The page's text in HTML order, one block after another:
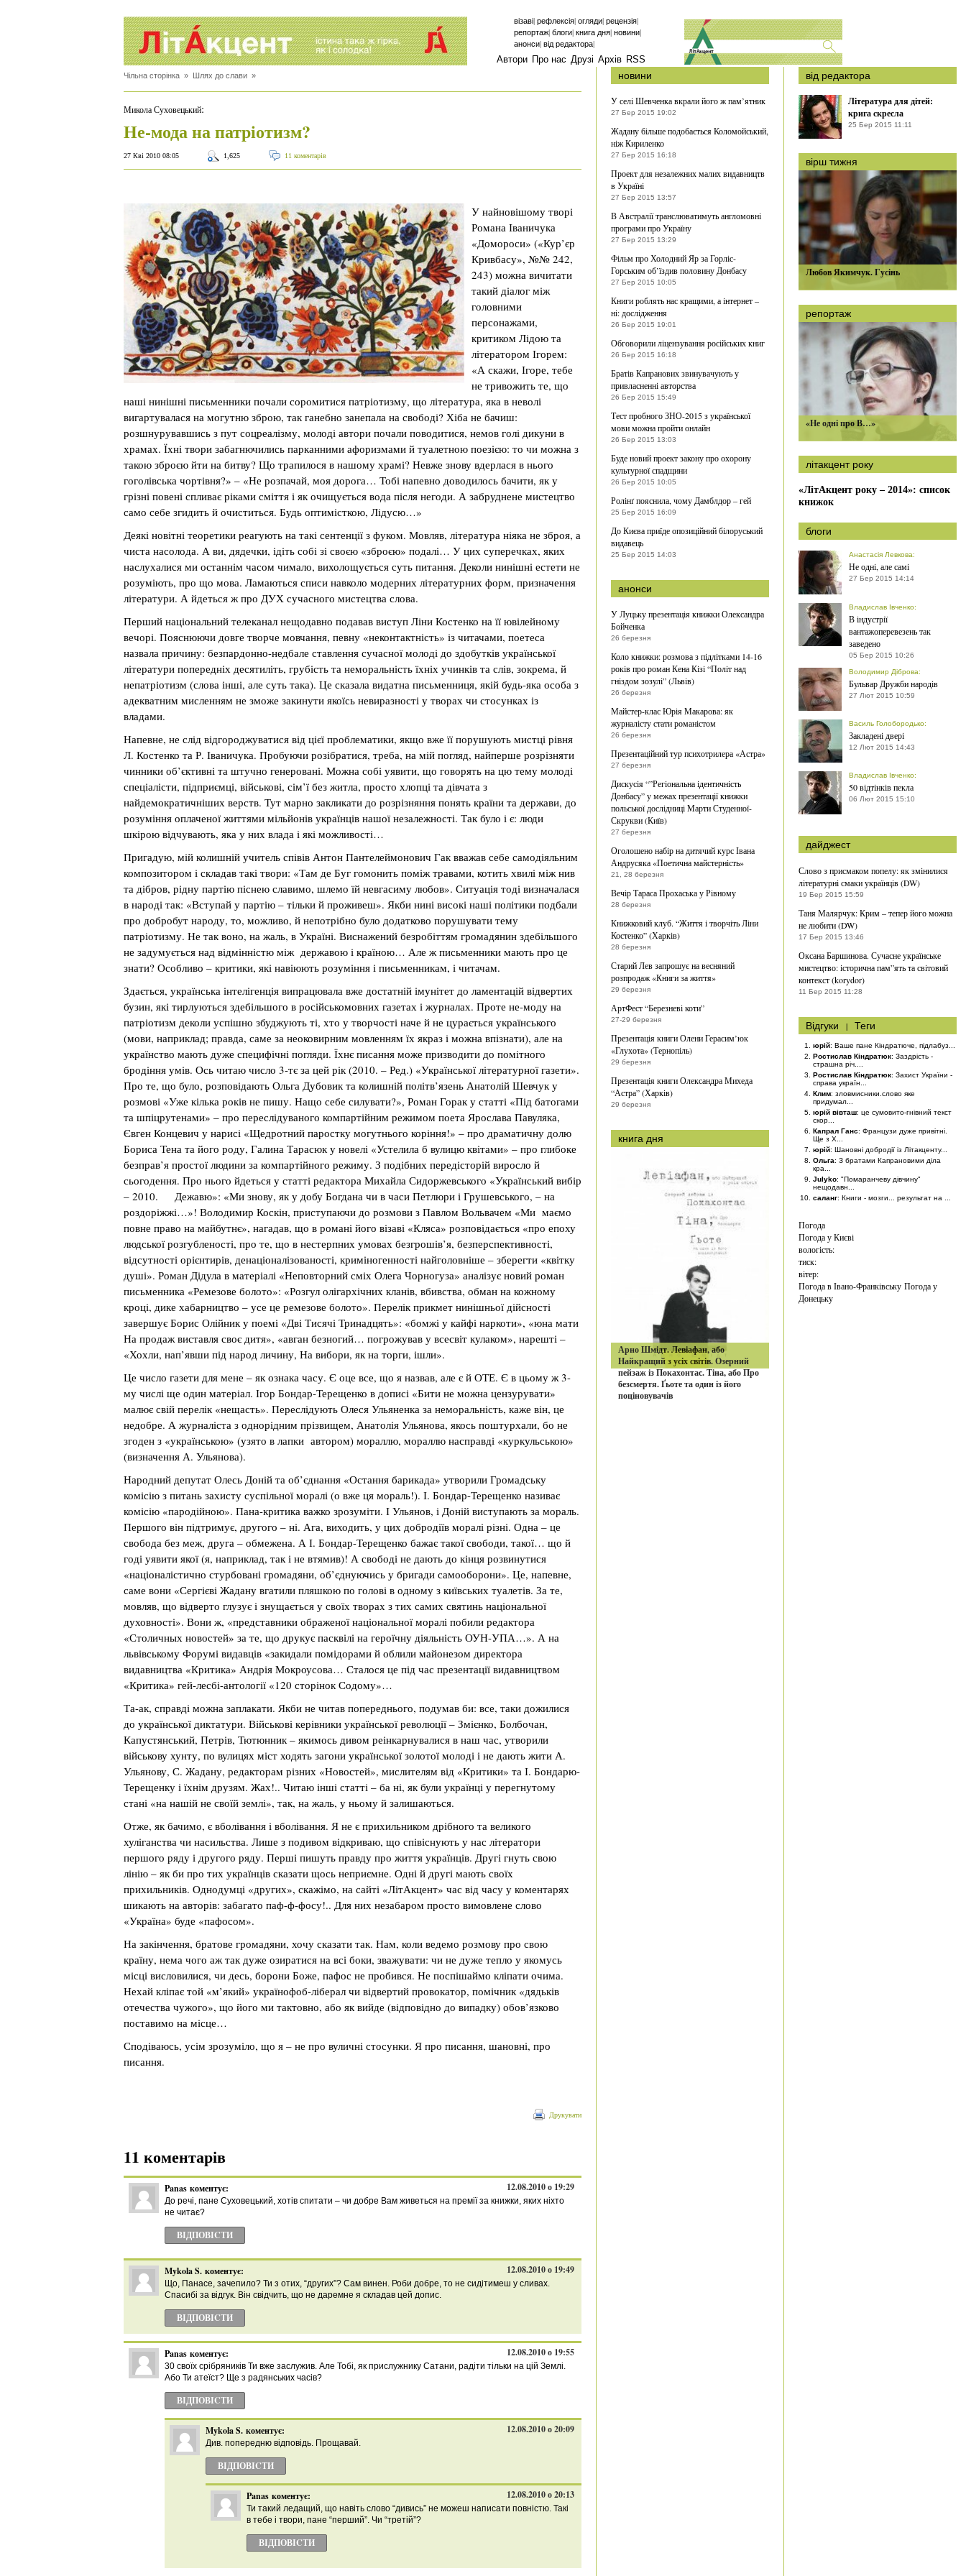
візаві| рефлексія| огляди| рецензія|
репортаж| блоги| книга дня| новини|
анонси| від редактора|
Автори Про нас Друзі Архів RSS
Чільна сторінка » Шлях до слави »
Микола Суховецький:
Не-мода на патріотизм?
27 Кві 2010 08:05 1,625 11 коментарів
У найновішому творі
Романа Іваничука
«Домороси» («Кур’єр
Кривбасу», №№ 242,
243) можна вичитати
такий діалог між
головними
персонажами,
критиком Лідою та
літератором Ігорем:
«А скажи, Ігоре, тебе
не тривожить те, що
наші нинішні письменники почали соромитися патріотизму, що література, яка в неволі
вигартувалася на могутню зброю, так ганебно занепала на свободі? Хіба не бачиш:
розшнурувавшись з пут соцреалізму, молоді автори почали поводитися, немов голі дикуни в
храмах. Їхні твори забагнючились парканними афоризмами й туалетною поезією: то чи можна з
такою зброєю йти на битву? Що трапилося в нашому храмі? Невже знову вдерлася в нього
гоголівська чортівня?» – «Не розпачай, моя дорога… Тобі напевно доводилось бачити, як у
грізні повені спливає ріками сміття і як очищується вода після негоди. А забруднене мистецтво
само себе згидить й очиститься. Будь оптимісткою, Лідусю…»
Деякі новітні теоретики реагують на такі сентенції з фуком. Мовляв, література ніяка не зброя, а
чиста насолода. А ви, дядечки, ідіть собі зі своєю «зброєю» подалі… У цих суперечках, яких
наслухалися ми останнім часом чимало, вихолощується суть питання. Деколи нинішні естети не
розуміють, про що мова. Ламаються списи навколо модерних літературних форм, призначення
літератури. А йдеться ж про ДУХ сучасного мистецтва слова.
Перший національний телеканал нещодавно подавав виступ Ліни Костенко на її ювілейному
вечорі. Пояснюючи довге творче мовчання, певну «неконтактність» із читачами, поетеса
назвала причину: безпардонно-недбале ставлення сучасної молоді до здобутків української
літератури попередніх десятиліть, грубість та неморальність їхніх учинків та слів, зокрема, й
непатріотизм (слова інші, але суть така). Це сказала видатна письменниця, якій будь-яка особа з
адекватним мисленням не зможе закинути якоїсь невиразності у творах чи стосунках із
владами.
Напевне, не слід відгороджуватися від цієї проблематики, якщо вже її порушують мистці рівня
Л. Костенко та Р. Іваничука. Пробуючи розібратися, треба, на мій погляд, найперше розрізняти
чинники об’єктивні та штучно генеровані. Можна собі уявити, що говорять на цю тему молоді
спеціалісти, підприємці, військові, сім’ї без житла, просто хлопці та дівчата з
найдемократичніших верств. Тут марно закликати до розрізняння понять країни та держави, до
розуміння оплаченої життями мільйонів українців нашої незалежності. Так було і є: люди
шкірою відчувають, яка у них влада і які можливості…
Пригадую, мій колишній учитель співів Антон Пантелеймонович Гак вважав себе самодіяльним
композитором і складав такі твори: «Там де Буг гомонить поміж травами, котить хвилі між нив
та дібров, рідну партію піснею славимо, шлемо їй невгасиму любов». Ситуація тоді визначалася
в народі так: «Вступай у партію – тільки й проживеш». Якби нині високі наші політики подбали
про добробут народу, то, можливо, й непотрібно було додатково порушувати тему
патріотизму. Не так воно, на жаль, в Україні. Виснажений безробіттям громадянин здебільшого
не задумується над відмінністю між державою і країною… Але ж письменники мають про це
знати? Особливо – критики, які навіюють розуміння і письменникам, і читачам.
Здається, українська інтелігенція випрацювала вже достатній імунітет до ламентацій відвертих
бузин, які тирлуються здебільшого в російськомовних газетах і журналах. Проте не-моду на
патріотизм деколи успішно збуджують ті, хто у творчості наче й не цурається українського
(мови, наприклад; правда, саме за неоковирним мовленням їх якраз і можна впізнати), але на
українство мають дуже специфічні погляди. Їхнє писання може призводити до помітного
бродіння умів. Ось читаю число 3-тє за цей рік (2010. – Ред.) «Української літературної газети».
Про те, що було, розповідають Ольга Дубовик та колишній політв’язень Анатолій Шевчук у
розмові «Уже кілька років не пишу. Нащо себе силувати?», Роман Горак у статті «Під батогами
та шпіцрутенами» – про переслідуваного компартійним режимом поета Ярослава Павуляка,
Євген Концевич у нарисі «Щедротний паростку могутнього коріння!» – про драматичну долю
Бориса Тена та його роду, Галина Тарасюк у новелі «Устелила б вулицю квітами» – про глибоке
безправ’я простої людини за компартійного режиму. З подібних передісторій виросло й
сьогодення. Про нього йдеться у статті редактора Михайла Сидоржевського «Український вибір
– 2010. Дежавю»: «Ми знову, як у добу Богдана чи в часи Петлюри і Грушевського, – на
роздоріжжі…»! Володимир Коскін, приступаючи до розмови з Павлом Вольвачем «Ми маємо
повне право на майбутнє», нагадав, що в романі його візаві «Кляса» розповідається «про епоху
людської розгубленості, про те, що в нестерпних умовах безгрошів’я, безперспективності,
відсутності орієнтирів, денаціоналізованості, криміногенності найголовніше – зберегти «квітку
душі». Роман Дідула в матеріалі «Неповторний сміх Олега Чорногуза» аналізує новий роман
письменника «Ремезове болото»: «Розгул олігархічних кланів, вбивства, обман на кожному
кроці, дике хабарництво – усе це ремезове болото». Перелік прикмет нинішньої дійсності
завершує Борис Олійник у поемі «Дві Тисячі Тринадцять»: «бомжі у кайфі наркоти», «юна мати
На продаж виставля своє дитя», «авган безногий… погрожував у всесвіт кулаком», нарешті –
«Хохли, нап’явши під народ личину, На вибори, як на торги, ішли».
Це число газети для мене – як ознака часу. Є оце все, що я назвав, але є й ОТЕ. Є в цьому ж 3-
му числі ще один матеріал. Ігор Бондар-Терещенко в дописі «Бити не можна цензурувати»
малює свій перелік «нещасть». Переслідують Олеся Ульяненка за неморальність, каже він, це
недобре. А журналіста з однорідним прізвищем, Анатолія Ульянова, якось поштурхали, бо не
згоден з «українською» (узято в лапки автором) мораллю, мораллю насправді «куркульською»
(визначення А. Ульянова).
Народний депутат Олесь Доній та об’єднання «Остання барикада» утворили Громадську
комісію з питань захисту суспільної моралі (о вже ця мораль!). І. Бондар-Терещенко називає
комісію «пародійною». Пана-критика важко зрозуміти. І Ульянов, і Доній виступають за мораль.
Першого він підтримує, другого – ні. Ага, виходить, у цих добродіїв моралі різні. Одна – це
свобода без меж, друга – обмежена. А І. Бондар-Терещенко бажає такої свободи, такої… що й
годі уявити якої (я, наприклад, так і не втямив)! А свободі не дають до кінця розвинутися
«націоналістично стурбовані громадяни, об’єднуючись у бригади самооборони». Це, напевне,
саме вони «Сергієві Жадану вгатили пляшкою по голові в одному з київських туалетів. За те,
мовляв, що відверто глузує і знущається у своїх творах з тих самих святинь національної
духовності». Вони ж, «представники ображеної національної моралі побили редактора
«Столичных новостей» за те, що друкує пасквілі на героїчну діяльність ОУН-УПА…». А на
львівському Форумі видавців «закидали помідорами й облили майонезом директора
видавництва «Критика» Андрія Мокроусова… Сталося це під час презентації видавництвом
«Критика» гей-лесбі-антології «120 сторінок Содому»…
Та-ак, справді можна заплакати. Якби не читав попереднього, подумав би: все, таки дожилися
до української диктатури. Військові керівники української революції – Змієнко, Болбочан,
Капустянський, Петрів, Тютюнник – якимось дивом реінкарнувалися в наш час, утворили
військову хунту, по вулицях міст ходять загони української золотої молоді і не дають жити А.
Ульянову, С. Жадану, редакторам різних «Новостей», мислителям від «Критики» та І. Бондарю-
Терещенку і їхнім друзям. Жах!.. Читаю інші статті – ба ні, як були українці у перегнутому
стані «на нашій не своїй землі», так, на жаль, у ньому й залишаються.
Отже, як бачимо, є вболівання і вболівання. Я не є прихильником дрібного та великого
хуліганства чи насильства. Лише з подивом відкриваю, що співіснують у нас літератори
першого ряду і другого ряду. Перші пишуть правду про життя українців. Другі гнуть свою
лінію – як би про тих українців сказати щось неприємне. Одні й другі мають своїх
прихильників. Однодумці «других», скажімо, на сайті «ЛітАкцент» час від часу у коментарях
шикають на авторів: забагато паф-ф-фосу!.. Для них незабаром просто вимовлене слово
«Україна» буде «пафосом».
На закінчення, братове громадяни, хочу сказати так. Нам, коли ведемо розмову про свою
країну, нема чого аж так дуже озиратися на всі боки, зважувати: чи не дуже тепло у якомусь
місці висловилися, чи десь, борони Боже, пафос не пробився. Не поспішаймо кліпати очима.
Нехай кліпає той «м’який» українофоб-ліберал чи відвертий провокатор, помічник «дядьків
отечества чужого», що його ми тактовно, або як вийде (відповідно до випадку) обов’язково
поставимо на місце…
Сподіваюсь, усім зрозуміло, що я – не про вуличні стосунки. Я про писання, шановні, про
писання.
Друкувати
11 коментарів
Panas коментує: 12.08.2010 о 19:29
До речі, пане Суховецький, хотів спитати – чи добре Вам живеться на премії за книжки, яких ніхто
не читає?
ВІДПОВІCТИ
Mykola S. коментує: 12.08.2010 о 19:49
Що, Панасе, зачепило? Ти з отих, “других”? Сам винен. Роби добре, то не сидітимеш у сливах.
Спасибі за відгук. Він свідчить, що не даремне я складав цей допис.
ВІДПОВІCТИ
Panas коментує: 12.08.2010 о 19:55
30 своїх срібряників Ти вже заслужив. Але Тобі, як прислужнику Сатани, радіти тільки на цій Землі.
Або Ти атеїст? Ще з радянських часів?
ВІДПОВІCТИ
Mykola S. коментує: 12.08.2010 о 20:09
Див. попередню відповідь. Прощавай.
ВІДПОВІCТИ
Panas коментує: 12.08.2010 о 20:13
Ти такий ледащий, що навіть слово “дивись” не можеш написати повністю. Такі
в тебе і твори, пане “перший”. Чи “третій”?
ВІДПОВІCТИ
новини
У селі Шевченка вкрали його ж пам’ятник
27 Бер 2015 19:02
Жадану більше подобається Коломойський,
ніж Кириленко
27 Бер 2015 16:18
Проект для незалежних малих видавництв
в Україні
27 Бер 2015 13:57
В Австралії транслюватимуть англомовні
програми про Україну
27 Бер 2015 13:29
Фільм про Холодний Яр за Горліс-
Горським об’їздив половину Донбасу
27 Бер 2015 10:05
Книги роблять нас кращими, а інтернет –
ні: дослідження
26 Бер 2015 19:01
Обговорили ліцензування російських книг
26 Бер 2015 16:18
Братів Капранових звинувачують у
привласненні авторства
26 Бер 2015 15:49
Тест пробного ЗНО-2015 з української
мови можна пройти онлайн
26 Бер 2015 13:03
Буде новий проект закону про охорону
культурної спадщини
26 Бер 2015 10:05
Ролінґ пояснила, чому Дамблдор – гей
25 Бер 2015 16:09
До Києва приїде опозиційний білоруський
видавець
25 Бер 2015 14:03
анонси
У Луцьку презентація книжки Олександра
Бойченка
26 березня
Коло книжки: розмова з підлітками 14-16
років про роман Кена Кізі “Політ над
гніздом зозулі” (Львів)
26 березня
Майстер-клас Юрія Макарова: як
журналісту стати романістом
26 березня
Презентаційний тур психотрилера «Астра»
27 березня
Дискусія “”Регіональна ідентичність
Донбасу” у межах презентації книжки
польської дослідниці Марти Студенної-
Скрукви (Київ)
27 березня
Оголошено набір на дитячий курс Івана
Андрусяка «Поетична майстерність»
21, 28 березня
Вечір Тараса Прохаська у Рівному
28 березня
Книжковий клуб. “Життя і творчіть Ліни
Костенко” (Харків)
28 березня
Старий Лев запрошує на весняний
розпродаж «Книги за життя»
29 березня
АртФест “Березневі коти”
27-29 березня
Презентація книги Олени Герасим’юк
«Глухота» (Тернопіль)
29 березня
Презентація книги Олександра Михеда
“Астра” (Харків)
29 березня
книга дня
Арно Шмідт. Левіафан, або
Найкращий з усіх світів. Озерний
пейзаж із Покахонтас. Тіна, або Про
безсмертя. Ґьоте та один із його
поціновувачів
від редактора
Література для дітей:
крига скресла
25 Бер 2015 11:11
вірш тижня
Любов Якимчук. Гусінь
репортаж
«Не одні про В…»
літакцент року
«ЛітАкцент року – 2014»: список
книжок
блоги
Анастасія Левкова:
Не одні, але самі
27 Бер 2015 14:14
Владислав Івченко:
В індустрії
вантажоперевезень так
заведено
05 Бер 2015 10:26
Володимир Діброва:
Бульвар Дружби народів
27 Лют 2015 10:59
Василь Голобородько:
Закладені двері
12 Лют 2015 14:43
Владислав Івченко:
50 відтінків пекла
06 Лют 2015 15:10
дайджест
Слово з присмаком попелу: як змінилися
літературні смаки українців (DW)
19 Бер 2015 15:59
Таня Малярчук: Крим – тепер його можна
не любити (DW)
17 Бер 2015 13:46
Оксана Баршинова. Сучасне українське
мистецтво: історична пам”ять та світовий
контекст (korydor)
11 Бер 2015 11:28
Відгуки | Теги
юрій: Ваше пане Кіндратюче, підлабуз...
Ростислав Кіндратюк: Заздрість -
страшна річ....
Ростислав Кіндратюк: Захист України -
справа україн...
Клим: зловмисники.слово яке
придумал...
юрій вівташ: це сумовито-гнівний текст
скор...
Капрал Ганс: Французи дуже привітні.
Ще з Х...
юрій: Шановні добродії із Літакценту...
Ольга: З братами Капрановими діла
кра...
Julyko: "Помаранчеву дівчину"
нещодавн...
саланг: Книги - мозги... результат на ...
Погода
Погода уКиєві
вологість:
тиск:
вітер:
Погода в Івано-Франківську Погода у
Донецьку